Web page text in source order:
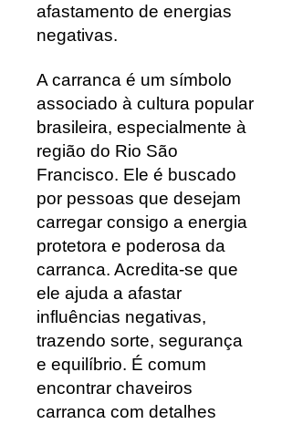
afastamento de energias
negativas.
A carranca é um símbolo
associado à cultura popular
brasileira, especialmente à
região do Rio São
Francisco. Ele é buscado
por pessoas que desejam
carregar consigo a energia
protetora e poderosa da
carranca. Acredita-se que
ele ajuda a afastar
influências negativas,
trazendo sorte, segurança
e equilíbrio. É comum
encontrar chaveiros
carranca com detalhes